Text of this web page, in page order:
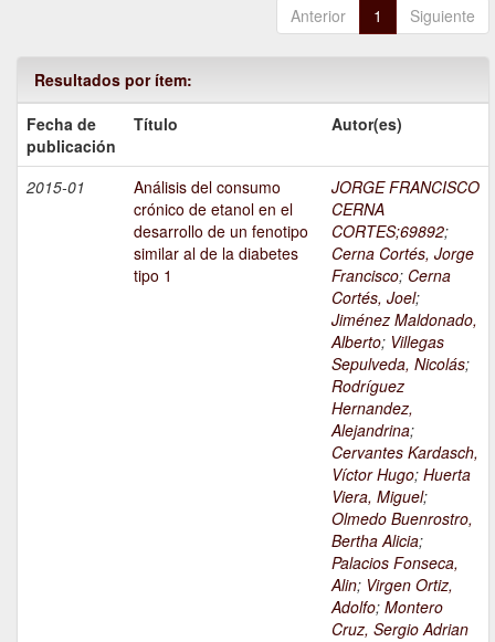
Anterior 1 Siguiente
Resultados por ítem:
Fecha de
publicación
Título Autor(es)
2015-01
Análisis del consumo
crónico de etanol en el
desarrollo de un fenotipo
similar al de la diabetes
tipo 1
JORGE FRANCISCO
CERNA
CORTES;69892;
Cerna Cortés, Jorge
Francisco; Cerna
Cortés, Joel;
Jiménez Maldonado,
Alberto; Villegas
Sepulveda, Nicolás;
Rodríguez
Hernandez,
Alejandrina;
Cervantes Kardasch,
Víctor Hugo; Huerta
Viera, Miguel;
Olmedo Buenrostro,
Bertha Alicia;
Palacios Fonseca,
Alin; Virgen Ortiz,
Adolfo; Montero
Cruz, Sergio Adrian